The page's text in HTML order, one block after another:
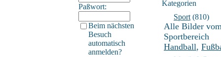
Paßwort:
Beim nächsten
Besuch
automatisch
anmelden?
Kategorien
Sport (810)
Alle Bilder
Sportbereich
Handball,